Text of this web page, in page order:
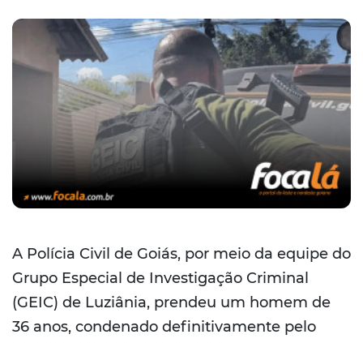
A Polícia Civil de Goiás, por meio da equipe do
Grupo Especial de Investigação Criminal
(GEIC) de Luziânia, prendeu um homem de
36 anos, condenado definitivamente pelo